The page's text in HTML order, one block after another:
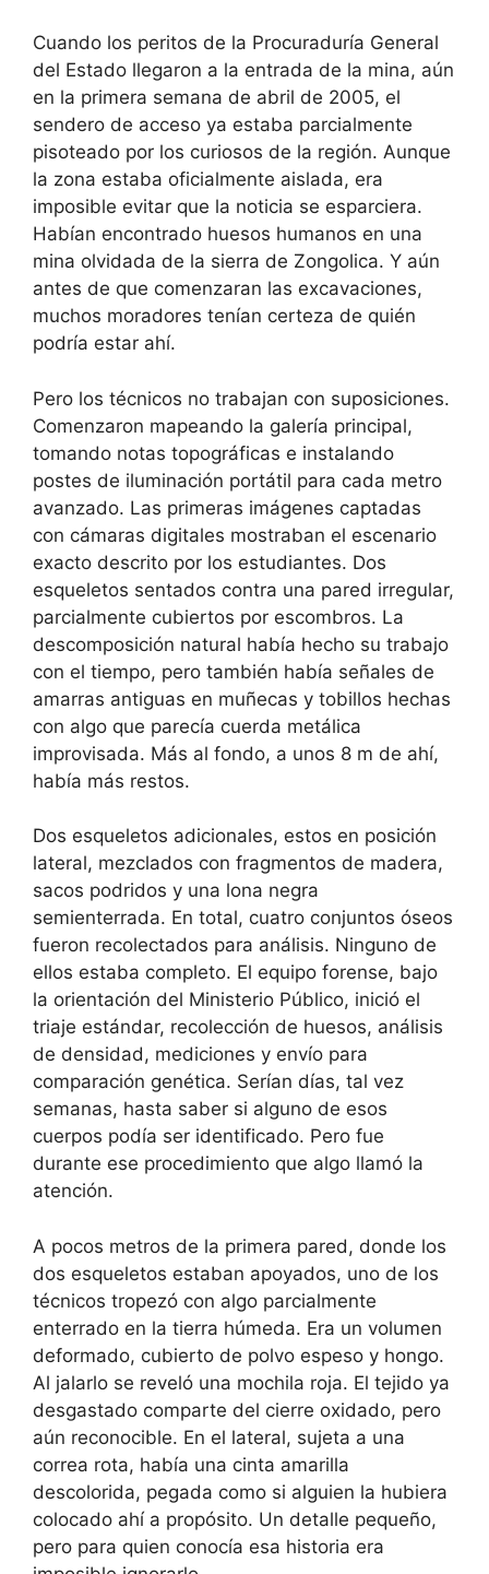
Cuando los peritos de la Procuraduría General
del Estado llegaron a la entrada de la mina, aún
en la primera semana de abril de 2005, el
sendero de acceso ya estaba parcialmente
pisoteado por los curiosos de la región. Aunque
la zona estaba oficialmente aislada, era
imposible evitar que la noticia se esparciera.
Habían encontrado huesos humanos en una
mina olvidada de la sierra de Zongolica. Y aún
antes de que comenzaran las excavaciones,
muchos moradores tenían certeza de quién
podría estar ahí.
Pero los técnicos no trabajan con suposiciones.
Comenzaron mapeando la galería principal,
tomando notas topográficas e instalando
postes de iluminación portátil para cada metro
avanzado. Las primeras imágenes captadas
con cámaras digitales mostraban el escenario
exacto descrito por los estudiantes. Dos
esqueletos sentados contra una pared irregular,
parcialmente cubiertos por escombros. La
descomposición natural había hecho su trabajo
con el tiempo, pero también había señales de
amarras antiguas en muñecas y tobillos hechas
con algo que parecía cuerda metálica
improvisada. Más al fondo, a unos 8 m de ahí,
había más restos.
Dos esqueletos adicionales, estos en posición
lateral, mezclados con fragmentos de madera,
sacos podridos y una lona negra
semienterrada. En total, cuatro conjuntos óseos
fueron recolectados para análisis. Ninguno de
ellos estaba completo. El equipo forense, bajo
la orientación del Ministerio Público, inició el
triaje estándar, recolección de huesos, análisis
de densidad, mediciones y envío para
comparación genética. Serían días, tal vez
semanas, hasta saber si alguno de esos
cuerpos podía ser identificado. Pero fue
durante ese procedimiento que algo llamó la
atención.
A pocos metros de la primera pared, donde los
dos esqueletos estaban apoyados, uno de los
técnicos tropezó con algo parcialmente
enterrado en la tierra húmeda. Era un volumen
deformado, cubierto de polvo espeso y hongo.
Al jalarlo se reveló una mochila roja. El tejido ya
desgastado comparte del cierre oxidado, pero
aún reconocible. En el lateral, sujeta a una
correa rota, había una cinta amarilla
descolorida, pegada como si alguien la hubiera
colocado ahí a propósito. Un detalle pequeño,
pero para quien conocía esa historia era